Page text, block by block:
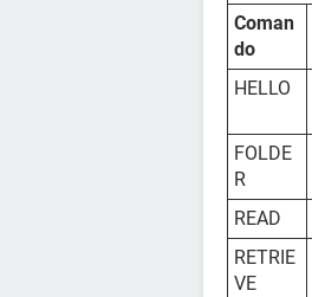
Coman
do
HELLO
FOLDE
R
READ
RETRIE
VE